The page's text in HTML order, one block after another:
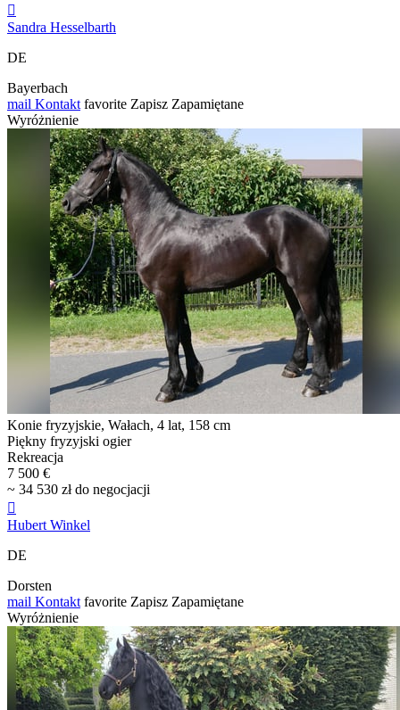

Sandra Hesselbarth
DE
Bayerbach
mail Kontakt favorite Zapisz Zapamiętane
Wyróżnienie
Konie fryzyjskie, Wałach, 4 lat, 158 cm
Piękny fryzyjski ogier
Rekreacja
7 500 €
~ 34 530 zł do negocjacji

Hubert Winkel
DE
Dorsten
mail Kontakt favorite Zapisz Zapamiętane
Wyróżnienie